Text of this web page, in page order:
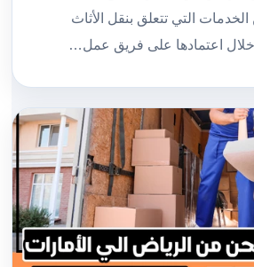
التي تتعلق بنقل الأثاث
خلال اعتمادها على فريق عمل…